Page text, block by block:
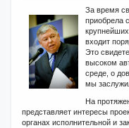
За время
приобрела
входит
Это
высоком
среде, о
мы
На
представляет интересы
органах исполнительной и